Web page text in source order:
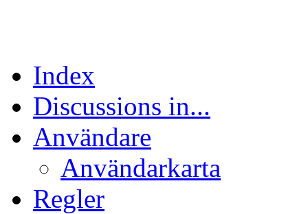
Index
Discussions in...
Användare
Användarkarta
Regler